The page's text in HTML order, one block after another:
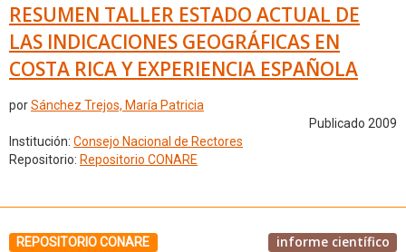
RESUMEN TALLER ESTADO ACTUAL DE
LAS INDICACIONES GEOGRÁFICAS EN
COSTA RICA Y EXPERIENCIA ESPAÑOLA
porSánchez Trejos, María Patricia
Publicado 2009
Institución: Consejo Nacional de Rectores
Repositorio: Repositorio CONARE
REPOSITORIO CONARE informe científico